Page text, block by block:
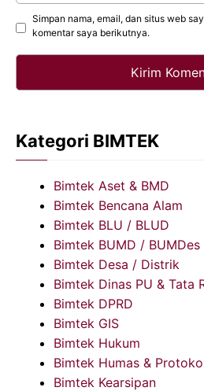
Simpan nama, email, dan situs web
komentar saya berikutnya.
Kategori BIMTEK
Bimtek Aset & BMD
Bimtek Bencana Alam
Bimtek BLU / BLUD
Bimtek BUMD / BUMDes
Bimtek Desa / Distrik
Bimtek Dinas PU & Tata
Bimtek DPRD
Bimtek GIS
Bimtek Hukum
Bimtek Humas &
Bimtek Kearsipan